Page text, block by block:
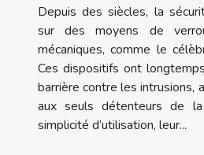
Depuis des siècles, la
sur des moyens de
mécaniques, comme le
Ces dispositifs ont
barrière contre les intrusions,
aux seuls détenteurs de
simplicité d’utilisation, leur...